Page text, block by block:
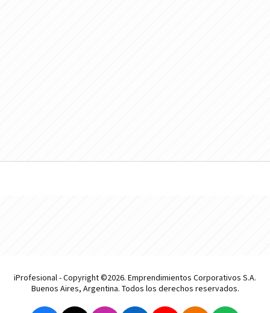
iProfesional - Copyright ©2026. Emprendimientos Corporativos S.A.
Buenos Aires, Argentina. Todos los derechos reservados.